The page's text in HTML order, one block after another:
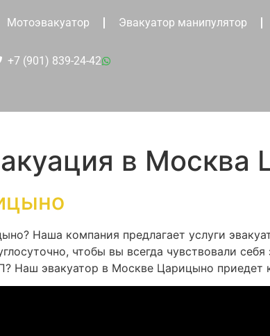
Мотоэвакуатор Эвакуатор манипулятор
+7 (901) 839-24-42
в Москва
Наша компания предлагает услуги
чтобы вы всегда чувствовали
Наш эвакуатор в Москве Царицыно